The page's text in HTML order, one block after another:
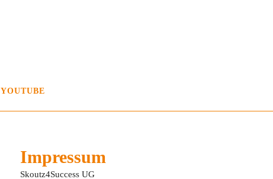
YOUTUBE
Impressum
Skoutz4Success UG